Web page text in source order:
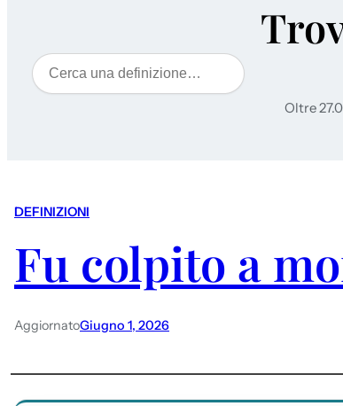
Cerca
Oltre
DEFINIZIONI
Fu colpito a
AggiornatoGiugno 1, 2026